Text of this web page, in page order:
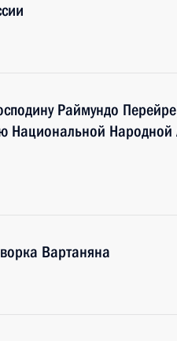
Раймундо
Национальной Народной
Вартаняна